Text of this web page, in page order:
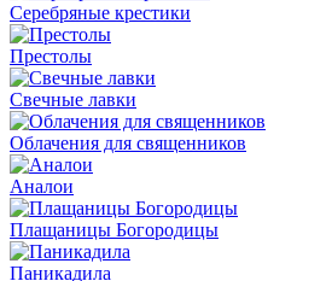
Серебряные крестики
Престолы
Свечные лавки
Облачения для священников
Аналои
Плащаницы Богородицы
Паникадила